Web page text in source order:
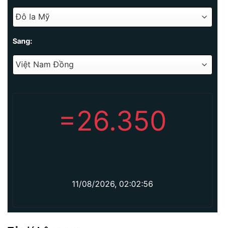
Sang:
=26.350
11/08/2026, 02:02:56